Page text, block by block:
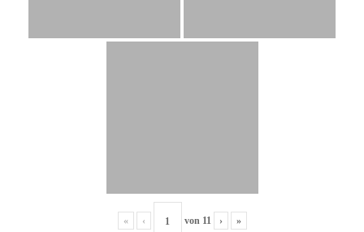
« ‹ von 11 › »